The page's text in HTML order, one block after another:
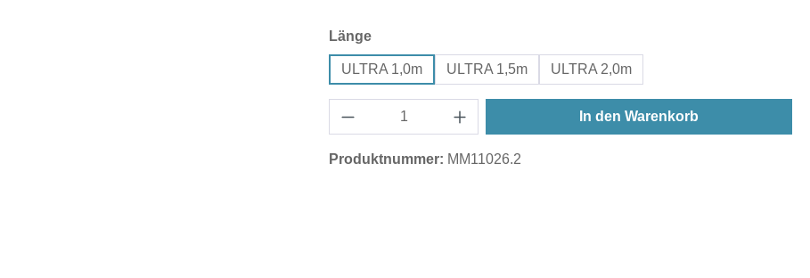
Längeauswählen
ULTRA 1,0m ULTRA 1,5m ULTRA 2,0m
In den Warenkorb
Produktnummer: MM11026.2